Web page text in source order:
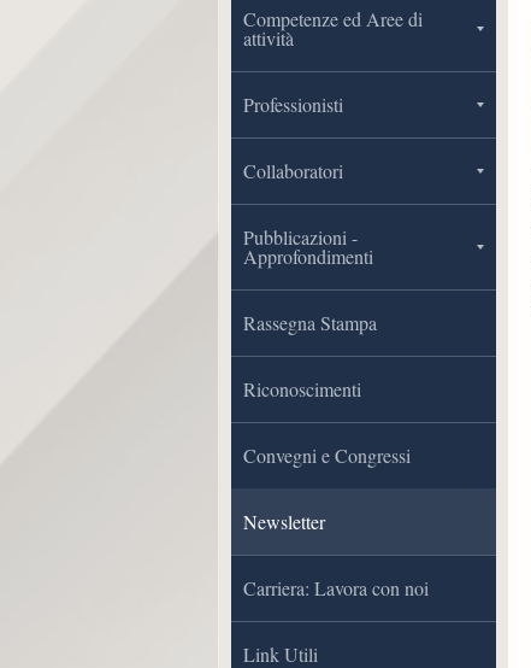
Competenze ed Aree di
attività
Professionisti
Collaboratori
Pubblicazioni -
Approfondimenti
Rassegna Stampa
Riconoscimenti
Convegni e Congressi
Newsletter
Carriera: Lavora con noi
Link Utili